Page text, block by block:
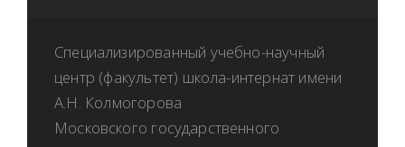
Специализированный учебно-научный
центр (факультет) школа-интернат имени
А.Н. Колмогорова
Московского государственного